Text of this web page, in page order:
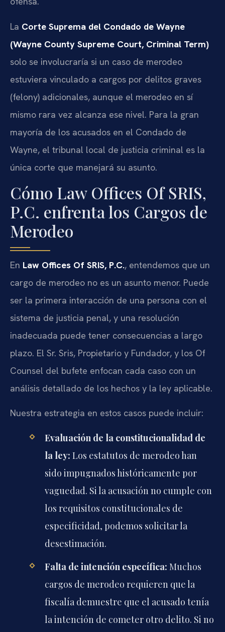
La Corte Suprema del Condado de Wayne
(Wayne County Supreme Court, Criminal Term)
solo se involucraría si un caso de merodeo
estuviera vinculado a cargos por delitos graves
(felony) adicionales, aunque el merodeo en sí
mismo rara vez alcanza ese nivel. Para la gran
mayoría de los acusados en el Condado de
Wayne, el tribunal local de justicia criminal es la
única corte que manejará su asunto.
Cómo Law Offices Of SRIS,
P.C. enfrenta los Cargos de
Merodeo
En Law Offices Of SRIS, P.C., entendemos que un
cargo de merodeo no es un asunto menor. Puede
ser la primera interacción de una persona con el
sistema de justicia penal, y una resolución
inadecuada puede tener consecuencias a largo
plazo. El Sr. Sris, Propietario y Fundador, y los Of
Counsel del bufete enfocan cada caso con un
análisis detallado de los hechos y la ley aplicable.
Nuestra estrategia en estos casos puede incluir:
Evaluación de la constitucionalidad de
la ley: Los estatutos de merodeo han
sido impugnados históricamente por
vaguedad. Si la acusación no cumple con
los requisitos constitucionales de
especificidad, podemos solicitar la
desestimación.
Falta de intención específica: Muchos
cargos de merodeo requieren que la
fiscalía demuestre que el acusado tenía
la intención de cometer otro delito. Si no